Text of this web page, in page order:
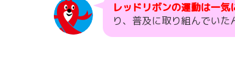
レッドリボンの運動は一気
り、普及に取り組んでいた